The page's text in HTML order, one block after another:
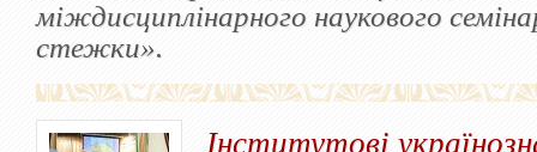
міждисциплінарного наукового
стежки».
Інститутові